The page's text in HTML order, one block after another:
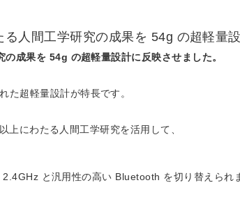
人間工学研究の成果を 54g の超軽量
成果を 54g の超軽量設計に反映させました。
た超軽量設計が特長です。
にわたる人間工学研究を活用して、
と汎用性の高い Bluetooth を切り替えられ